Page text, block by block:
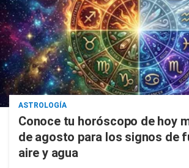
ASTROLOGÍA
Conoce tu horóscopo de hoy
de agosto para los signos de
aire y agua